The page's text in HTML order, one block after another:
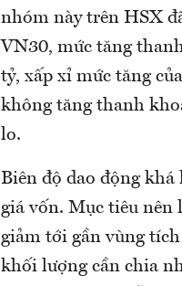
nhóm này trên HSX
VN30, mức tăng
tỷ, xấp xỉ mức tăng
không tăng thanh
lo.
Biên độ dao động
giá vốn. Mục tiêu nên
giảm tới gần vùng
khối lượng cần chia